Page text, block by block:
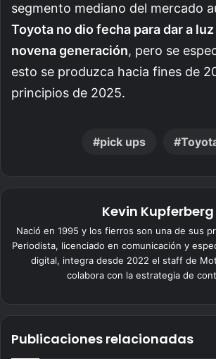
segmento mediano del mercado
Toyota no dio fecha para dar a
novena generación, pero se
esto se produzca hacia fines de
principios de 2025.
pick ups
Kevin Kupferberg
Nació en 1995 y los fierros son una de sus
Periodista, licenciado en comunicación y
digital, integra desde 2022 el staff de
colabora con la estrategia de
Publicaciones relacionadas